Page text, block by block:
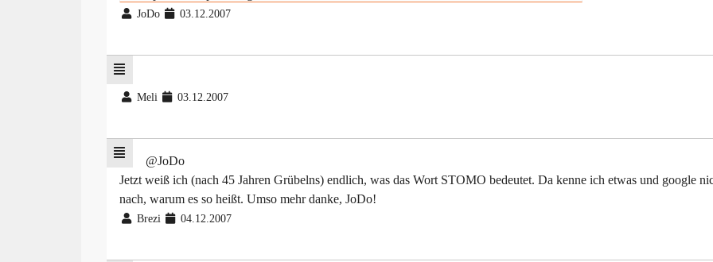
JoDo 03.12.2007
Meli 03.12.2007
@JoDo
Jetzt weiß ich (nach 45 Jahren Grübelns) endlich, was das Wort STOMO bedeutet. Da kenne ich etwas und google
nach, warum es so heißt. Umso mehr danke, JoDo!
Brezi 04.12.2007